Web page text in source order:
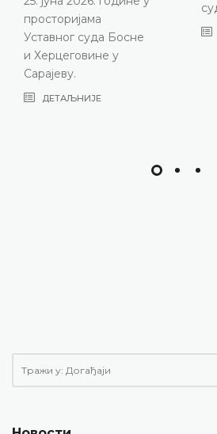
судијског састава